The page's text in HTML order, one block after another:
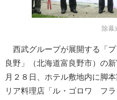
除幕
西武グループが展開する「
良野」（北海道富良野市）の
月２８日、ホテル敷地内に脚
リア料理店「ル・ゴロワ フラ